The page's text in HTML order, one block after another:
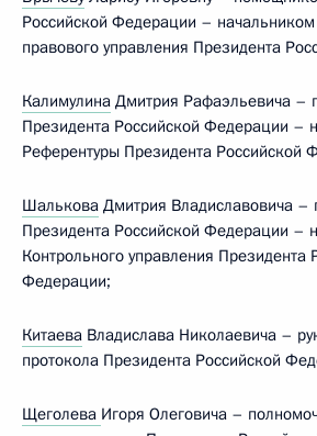
Российской Федерации – начальником
правового управления Президента
Калимулина Дмитрия Рафаэльевича –
Президента Российской Федерации –
Референтуры Президента Российской
Шалькова Дмитрия Владиславовича
Президента Российской Федерации –
Контрольного управления Президента
Федерации;
Китаева Владислава Николаевича –
протокола Президента Российской
Щеголева Игоря Олеговича –